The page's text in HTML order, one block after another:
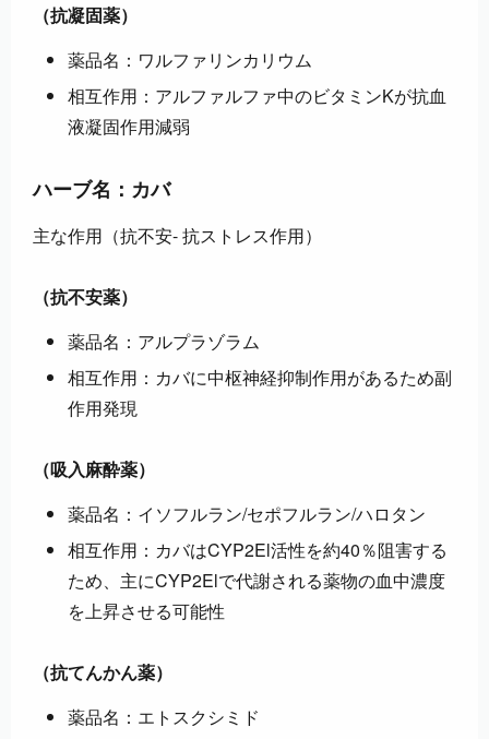
（抗凝固薬）
薬品名：ワルファリンカリウム
相互作用：アルファルファ中のビタミンKが抗血
液凝固作用減弱
ハーブ名：カバ
主な作用（抗不安- 抗ストレス作用）
（抗不安薬）
薬品名：アルプラゾラム
相互作用：カバに中枢神経抑制作用があるため副
作用発現
（吸入麻酔薬）
薬品名：イソフルラン/セポフルラン/ハロタン
相互作用：カバはCYP2El活性を約40％阻害する
ため、主にCYP2Elで代謝される薬物の血中濃度
を上昇させる可能性
（抗てんかん薬）
薬品名：エトスクシミド